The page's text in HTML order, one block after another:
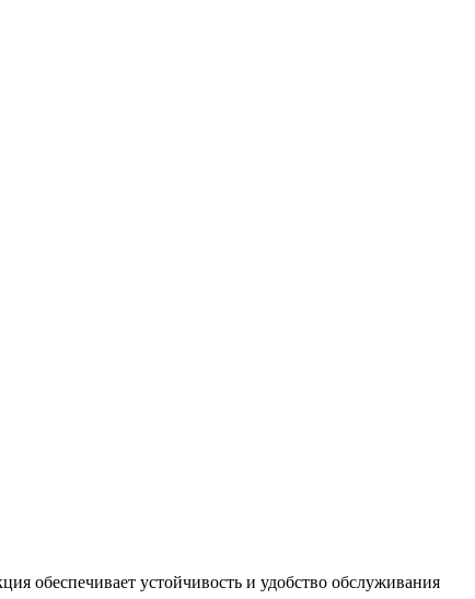
обеспечивает устойчивость и удобство обслуживания